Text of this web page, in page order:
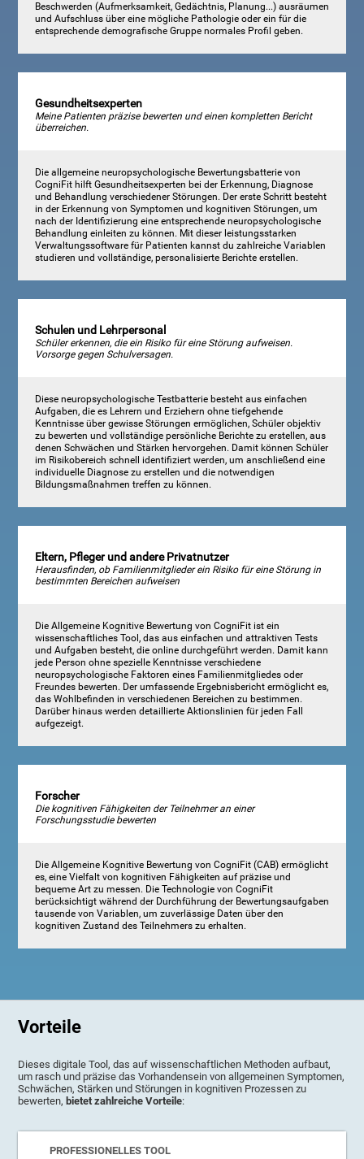
Beschwerden (Aufmerksamkeit, Gedächtnis, Planung...) ausräumen
und Aufschluss über eine mögliche Pathologie oder ein für die
entsprechende demografische Gruppe normales Profil geben.
Gesundheitsexperten
Meine Patienten präzise bewerten und einen kompletten Bericht
überreichen.
Die allgemeine neuropsychologische Bewertungsbatterie von
CogniFit hilft Gesundheitsexperten bei der Erkennung, Diagnose
und Behandlung verschiedener Störungen. Der erste Schritt besteht
in der Erkennung von Symptomen und kognitiven Störungen, um
nach der Identifizierung eine entsprechende neuropsychologische
Behandlung einleiten zu können. Mit dieser leistungsstarken
Verwaltungssoftware für Patienten kannst du zahlreiche Variablen
studieren und vollständige, personalisierte Berichte erstellen.
Schulen und Lehrpersonal
Schüler erkennen, die ein Risiko für eine Störung aufweisen.
Vorsorge gegen Schulversagen.
Diese neuropsychologische Testbatterie besteht aus einfachen
Aufgaben, die es Lehrern und Erziehern ohne tiefgehende
Kenntnisse über gewisse Störungen ermöglichen, Schüler objektiv
zu bewerten und vollständige persönliche Berichte zu erstellen, aus
denen Schwächen und Stärken hervorgehen. Damit können Schüler
im Risikobereich schnell identifiziert werden, um anschließend eine
individuelle Diagnose zu erstellen und die notwendigen
Bildungsmaßnahmen treffen zu können.
Eltern, Pfleger und andere Privatnutzer
Herausfinden, ob Familienmitglieder ein Risiko für eine Störung in
bestimmten Bereichen aufweisen
Die Allgemeine Kognitive Bewertung von CogniFit ist ein
wissenschaftliches Tool, das aus einfachen und attraktiven Tests
und Aufgaben besteht, die online durchgeführt werden. Damit kann
jede Person ohne spezielle Kenntnisse verschiedene
neuropsychologische Faktoren eines Familienmitgliedes oder
Freundes bewerten. Der umfassende Ergebnisbericht ermöglicht es,
das Wohlbefinden in verschiedenen Bereichen zu bestimmen.
Darüber hinaus werden detaillierte Aktionslinien für jeden Fall
aufgezeigt.
Forscher
Die kognitiven Fähigkeiten der Teilnehmer an einer
Forschungsstudie bewerten
Die Allgemeine Kognitive Bewertung von CogniFit (CAB) ermöglicht
es, eine Vielfalt von kognitiven Fähigkeiten auf präzise und
bequeme Art zu messen. Die Technologie von CogniFit
berücksichtigt während der Durchführung der Bewertungsaufgaben
tausende von Variablen, um zuverlässige Daten über den
kognitiven Zustand des Teilnehmers zu erhalten.
Vorteile
Dieses digitale Tool, das auf wissenschaftlichen Methoden aufbaut,
um rasch und präzise das Vorhandensein von allgemeinen Symptomen,
Schwächen, Stärken und Störungen in kognitiven Prozessen zu
bewerten, bietet zahlreiche Vorteile:
PROFESSIONELLES TOOL